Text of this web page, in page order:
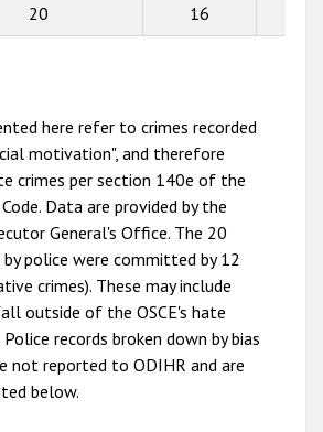
2010
2009
20 16
here refer to crimes recorded
motivation", and therefore
crimes per section 140e of the
Data are provided by the
General's Office. The 20
by police were committed by 12
crimes). These may include
outside of the OSCE's hate
records broken down by bias
not reported to ODIHR and are
below.